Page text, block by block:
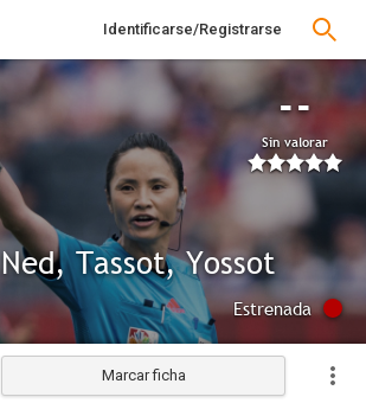
Identificarse/Registrarse
--
Sin valorar
Ned, Tassot, Yossot
Estrenada
Marcar ficha